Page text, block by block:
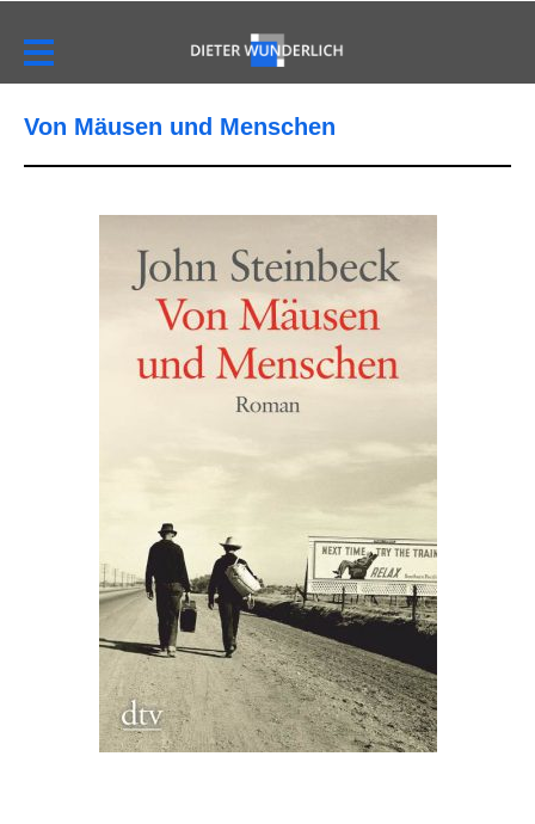
Von Mäusen und Menschen